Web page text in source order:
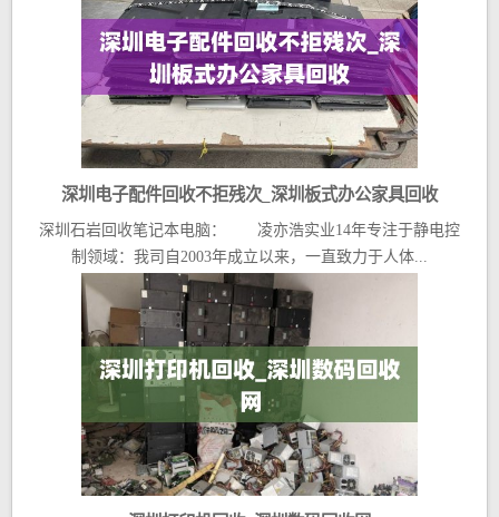
深圳电子配件回收不拒残次_深圳板式办公家具回收
深圳石岩回收笔记本电脑： 凌亦浩实业14年专注于静电控
制领域：我司自2003年成立以来，一直致力于人体...